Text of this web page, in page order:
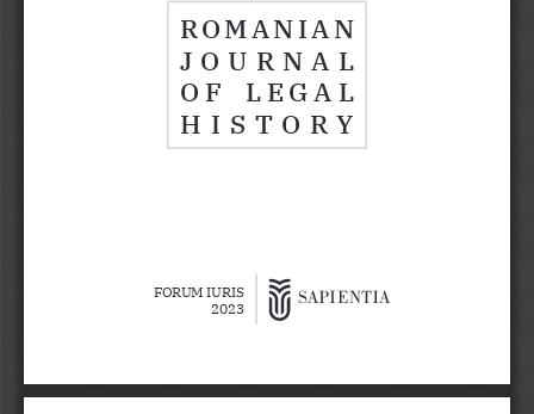
ROMANIAN
JOURNAL
OF  LEGAL
HISTORY
FORUM IURIS
2023